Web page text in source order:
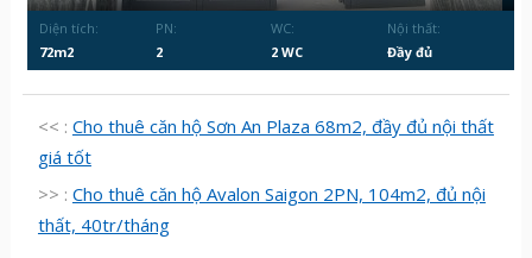
Diện tích:
72m2
PN:
2
WC:
2 WC
Nội thất:
Đầy đủ
<< : Cho thuê căn hộ Sơn An Plaza 68m2, đầy đủ nội thất
giá tốt
>> : Cho thuê căn hộ Avalon Saigon 2PN, 104m2, đủ nội
thất, 40tr/tháng